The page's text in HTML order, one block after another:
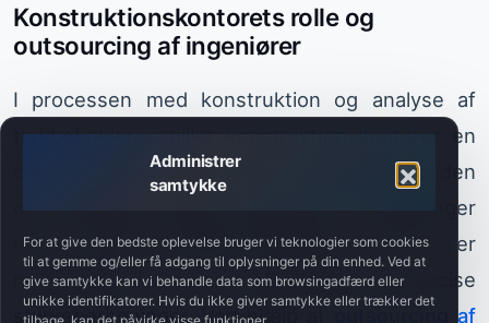
Administrer
samtykke
For at give den bedste oplevelse bruger vi teknologier som cookies
til at gemme og/eller få adgang til oplysninger på din enhed. Ved at
give samtykke kan vi behandle data som browsingadfærd eller
unikke identifikatorer. Hvis du ikke giver samtykke eller trækker det
Konstruktionskontorets rolle og
outsourcing af ingeniører
I processen med konstruktion og analyse af
trykbeholdere spiller
en
central rolle. De råder over specialiseret viden
og værktøjer, såsom software til beregninger
med finite element-metoden, som er
nødvendige for at gennemføre præcise
styrkeberegninger. Ved hjælp af
outsourcing af